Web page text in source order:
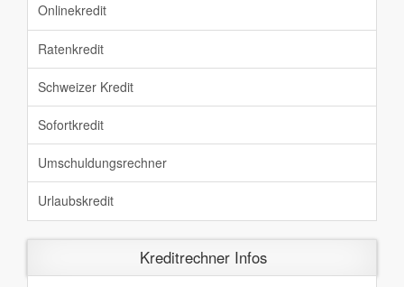
Onlinekredit
Ratenkredit
Schweizer Kredit
Sofortkredit
Umschuldungsrechner
Urlaubskredit
Kreditrechner Infos